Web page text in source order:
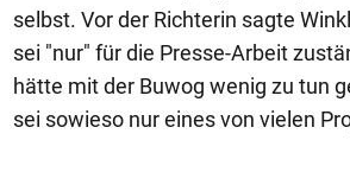
selbst. Vor der Richterin sagte
sei "nur" für die Presse-Arbeit
hätte mit der Buwog wenig zu tun
sei sowieso nur eines von vielen